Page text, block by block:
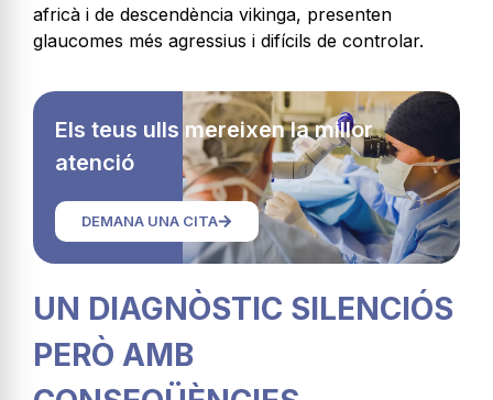
africà i de descendència vikinga, presenten
glaucomes més agressius i difícils de controlar.
Els teus ulls mereixen la millor
atenció
DEMANA UNA CITA
UN DIAGNÒSTIC SILENCIÓS
PERÒ AMB